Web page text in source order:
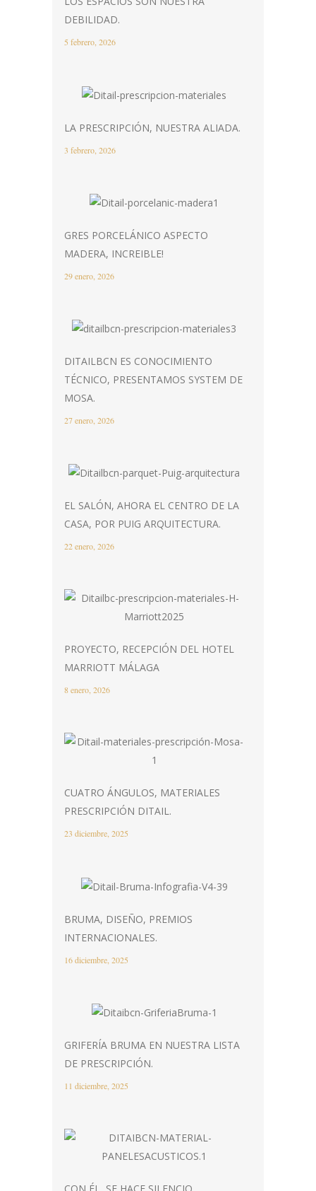
DEBILIDAD.
5 febrero, 2026
LA PRESCRIPCIÓN, NUESTRA ALIADA.
3 febrero, 2026
GRES PORCELÁNICO ASPECTO
MADERA, INCREIBLE!
29 enero, 2026
DITAILBCN ES CONOCIMIENTO
TÉCNICO, PRESENTAMOS SYSTEM DE
MOSA.
27 enero, 2026
EL SALÓN, AHORA EL CENTRO DE LA
CASA, POR PUIG ARQUITECTURA.
22 enero, 2026
PROYECTO, RECEPCIÓN DEL HOTEL
MARRIOTT MÁLAGA
8 enero, 2026
CUATRO ÁNGULOS, MATERIALES
PRESCRIPCIÓN DITAIL.
23 diciembre, 2025
BRUMA, DISEÑO, PREMIOS
INTERNACIONALES.
16 diciembre, 2025
GRIFERÍA BRUMA EN NUESTRA LISTA
DE PRESCRIPCIÓN.
11 diciembre, 2025